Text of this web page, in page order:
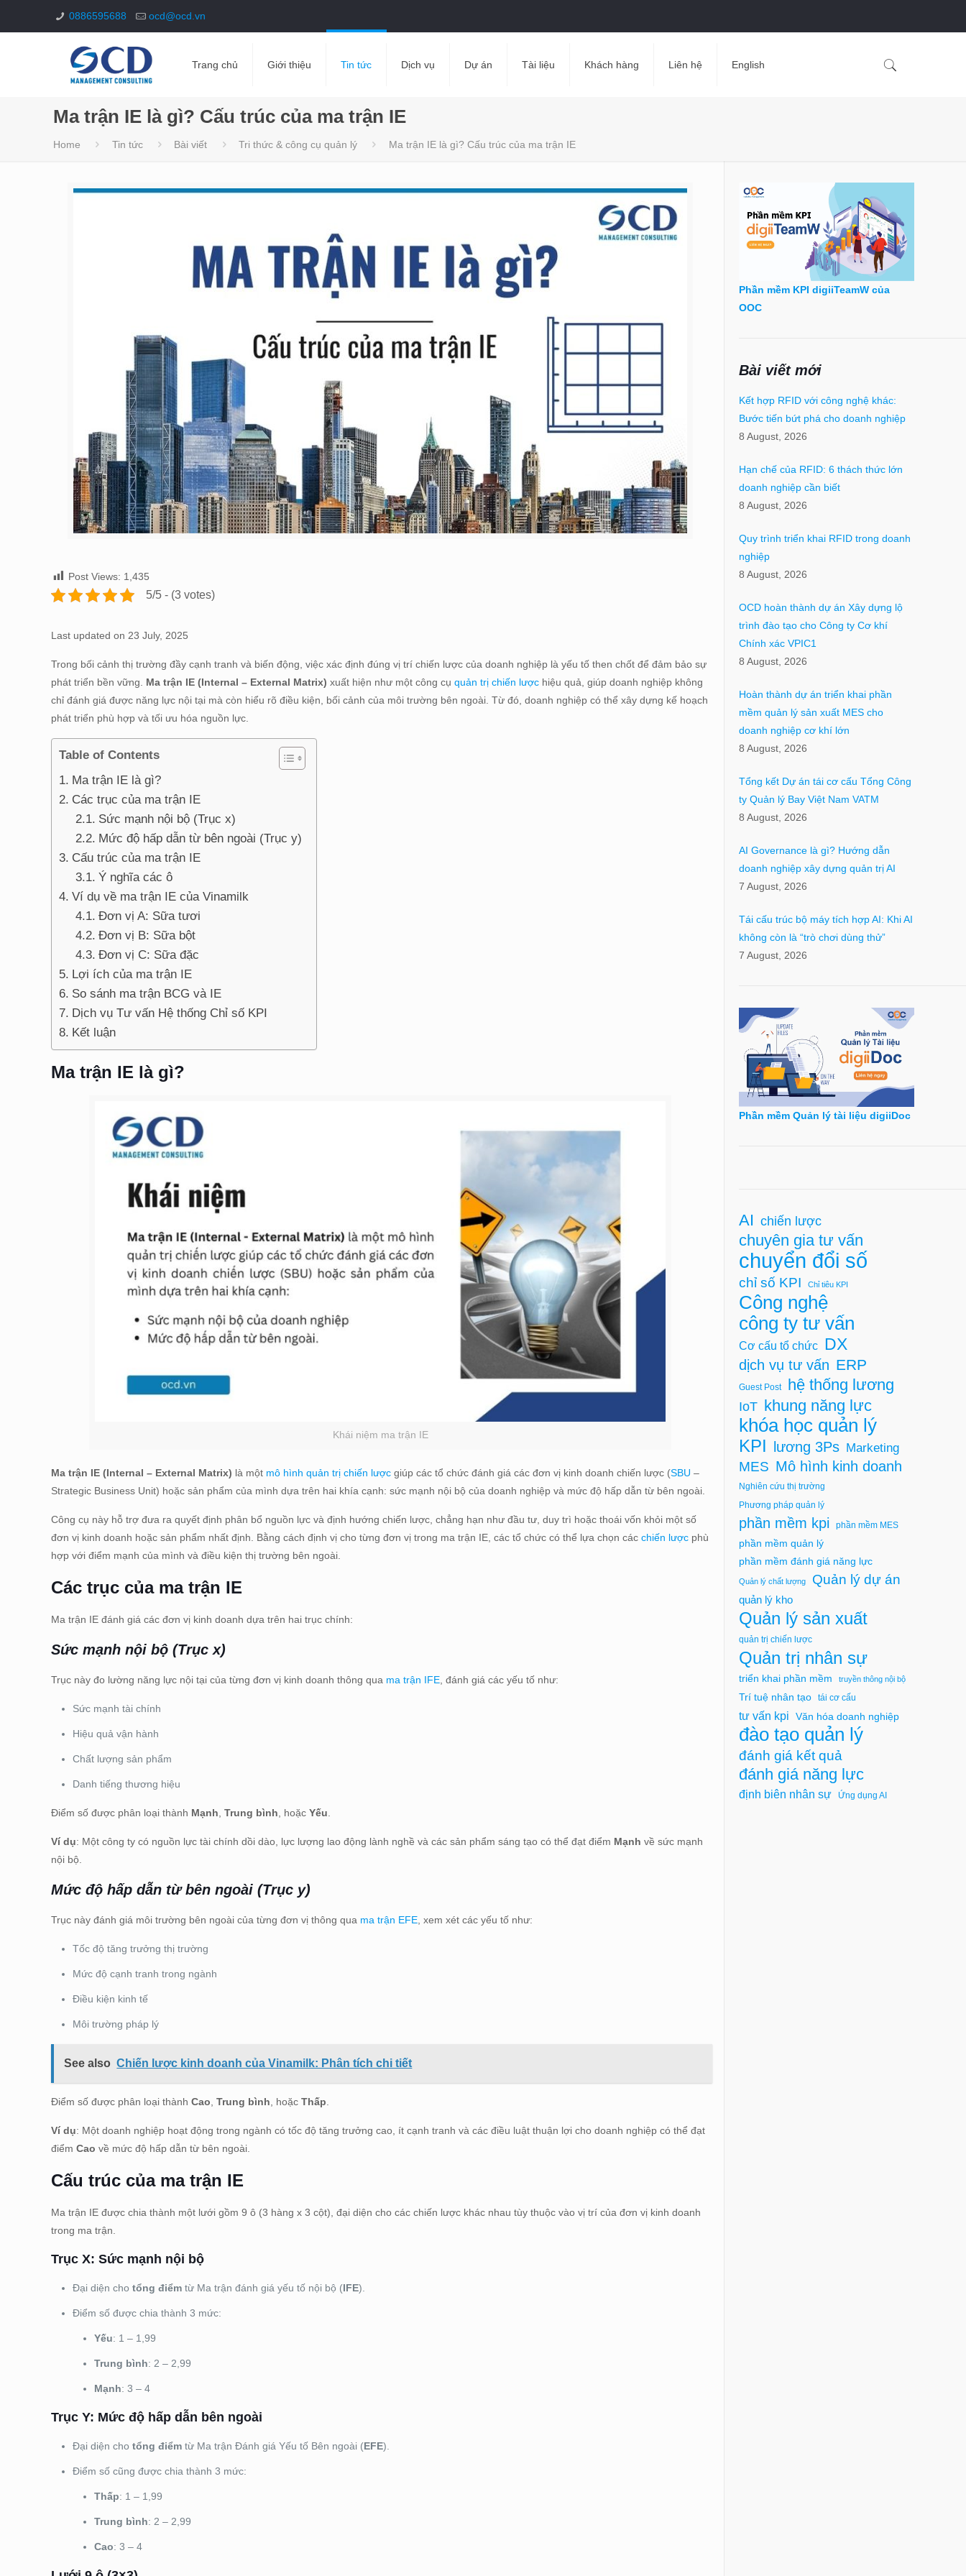
0886595688 ocd@ocd.vn
Trang chủ Giới thiệu Tin tức Dịch vụ Dự án Tài liệu Khách hàng Liên hệ English
Ma trận IE là gì? Cấu trúc của ma trận IE
Home Tin tức Bài viết Tri thức & công cụ quản lý Ma trận IE là gì? Cấu trúc của ma trận IE
Post Views: 1,435
5/5 - (3 votes)
Last updated on 23 July, 2025
Trong bối cảnh thị trường đầy cạnh tranh và biến động, việc xác định đúng vị trí chiến lược của doanh nghiệp là yếu tố then chốt để đảm bảo sự
phát triển bền vững. Ma trận IE (Internal – External Matrix)xuất hiện như một công cụquản trị chiến lược hiệu quả, giúp doanh nghiệp không
chỉ đánh giá được năng lực nội tại mà còn hiểu rõ điều kiện, bối cảnh của môi trường bên ngoài. Từ đó, doanh nghiệp có thể xây dựng kế hoạch
phát triển phù hợp và tối ưu hóa nguồn lực.
Table of Contents
Ma trận IE là gì?
Các trục của ma trận IE
Sức mạnh nội bộ (Trục x)
Mức độ hấp dẫn từ bên ngoài (Trục y)
Cấu trúc của ma trận IE
Ý nghĩa các ô
Ví dụ về ma trận IE của Vinamilk
Đơn vị A: Sữa tươi
Đơn vị B: Sữa bột
Đơn vị C: Sữa đặc
Lợi ích của ma trận IE
So sánh ma trận BCG và IE
Dịch vụ Tư vấn Hệ thống Chỉ số KPI
Kết luận
Ma trận IE là gì?
Khái niệm ma trận IE
Ma trận IE (Internal – External Matrix) là một mô hình quản trị chiến lược giúp các tổ chức đánh giá các đơn vị kinh doanh chiến lược (SBU –
Strategic Business Unit) hoặc sản phẩm của mình dựa trên hai khía cạnh: sức mạnh nội bộ của doanh nghiệp và mức độ hấp dẫn từ bên ngoài.
Công cụ này hỗ trợ đưa ra quyết định phân bổ nguồn lực và định hướng chiến lược, chẳng hạn như đầu tư, duy trì hoặc thoái vốn khỏi một số
đơn vị kinh doanh hoặc sản phẩm nhất định. Bằng cách định vị cho từng đơn vị trong ma trận IE, các tổ chức có thể lựa chọn cácchiến lược phù
hợp với điểm mạnh của mình và điều kiện thị trường bên ngoài.
Các trục của ma trận IE
Ma trận IE đánh giá các đơn vị kinh doanh dựa trên hai trục chính:
Sức mạnh nội bộ (Trục x)
Trục này đo lường năng lực nội tại của từng đơn vị kinh doanh thông qua ma trận IFE, đánh giá các yếu tố như:
Sức mạnh tài chính
Hiệu quả vận hành
Chất lượng sản phẩm
Danh tiếng thương hiệu
Điểm số được phân loại thành Mạnh,Trung bình, hoặcYếu.
Ví dụ: Một công ty có nguồn lực tài chính dồi dào, lực lượng lao động lành nghề và các sản phẩm sáng tạo có thể đạt điểm Mạnh về sức mạnh
nội bộ.
Mức độ hấp dẫn từ bên ngoài (Trục y)
Trục này đánh giá môi trường bên ngoài của từng đơn vị thông qua ma trận EFE, xem xét các yếu tố như:
Tốc độ tăng trưởng thị trường
Mức độ cạnh tranh trong ngành
Điều kiện kinh tế
Môi trường pháp lý
See also Chiến lược kinh doanh của Vinamilk: Phân tích chi tiết
Điểm số được phân loại thànhCao,Trung bình, hoặcThấp.
Ví dụ: Một doanh nghiệp hoạt động trong ngành có tốc độ tăng trưởng cao, ít cạnh tranh và các điều luật thuận lợi cho doanh nghiệp có thể đạt
điểm Caovề mức độ hấp dẫn từ bên ngoài.
Cấu trúc của ma trận IE
Ma trận IE được chia thành một lưới gồm 9 ô (3 hàng x 3 cột), đại diện cho các chiến lược khác nhau tùy thuộc vào vị trí của đơn vị kinh doanh
trong ma trận.
Trục X: Sức mạnh nội bộ
Đại diện chotổng điểm từ Ma trận đánh giá yếu tố nội bộ (IFE).
Điểm số được chia thành 3 mức:
Yếu: 1 – 1,99
Trung bình: 2 – 2,99
Mạnh: 3 – 4
Trục Y: Mức độ hấp dẫn bên ngoài
Đại diện chotổng điểm từ Ma trận Đánh giá Yếu tố Bên ngoài (EFE).
Điểm số cũng được chia thành 3 mức:
Thấp: 1 – 1,99
Trung bình: 2 – 2,99
Cao: 3 – 4
Phần mềm KPI digiiTeamW của
OOC
Bài viết mới
Kết hợp RFID với công nghệ khác:
Bước tiến bứt phá cho doanh nghiệp
8 August, 2026
Hạn chế của RFID: 6 thách thức lớn
doanh nghiệp cần biết
8 August, 2026
Quy trình triển khai RFID trong doanh
nghiệp
8 August, 2026
OCD hoàn thành dự án Xây dựng lộ
trình đào tạo cho Công ty Cơ khí
Chính xác VPIC1
8 August, 2026
Hoàn thành dự án triển khai phần
mềm quản lý sản xuất MES cho
doanh nghiệp cơ khí lớn
8 August, 2026
Tổng kết Dự án tái cơ cấu Tổng Công
ty Quản lý Bay Việt Nam VATM
8 August, 2026
AI Governance là gì? Hướng dẫn
doanh nghiệp xây dựng quản trị AI
7 August, 2026
Tái cấu trúc bộ máy tích hợp AI: Khi AI
không còn là “trò chơi dùng thử”
7 August, 2026
Phần mềm Quản lý tài liệu digiiDoc
AI chiến lược
chuyên gia tư vấn
chuyển đổi số
chỉ số KPI Chỉ tiêu KPI
Công nghệ
công ty tư vấn
Cơ cấu tổ chức DX
dịch vụ tư vấn ERP
Guest Post hệ thống lương
IoT khung năng lực
khóa học quản lý
KPI lương 3Ps Marketing
MES Mô hình kinh doanh
Nghiên cứu thị trường
Phương pháp quản lý
phần mềm kpi phần mềm MES
phần mềm quản lý
phần mềm đánh giá năng lực
Quản lý chất lượng Quản lý dự án
quản lý kho
Quản lý sản xuất
quản trị chiến lược
Quản trị nhân sự
triển khai phần mềm truyền thông nội bộ
Trí tuệ nhân tạo tái cơ cấu
tư vấn kpi Văn hóa doanh nghiệp
đào tạo quản lý
đánh giá kết quả
đánh giá năng lực
định biên nhân sự Ứng dụng AI